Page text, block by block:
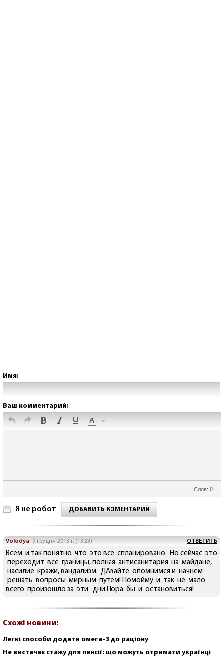
Имя:
Ваш комментарий:
Слов: 0
Я не робот ДОБАВИТЬ КОМЕНТАРИЙ
Volodya 9 грудня 2013 г. (13:23) ОТВЕТИТЬ
Всем и так понятно что это все спланировано. Но сейчас это
переходит все границы, полная антисанитария на майдане,
насилие кражи, вандализм. ДАвайте опомнимся и начнем
решать вопросы мирным путем! Помойму и так не мало
всего произошло за эти дни.Пора бы и остановиться!
Схожі новини:
Легкі способи додати омега-3 до раціону
Не вистачає стажу для пенсії: що можуть отримати українці